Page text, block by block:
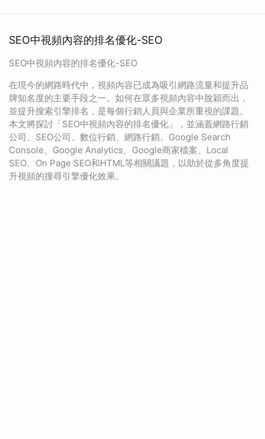
SEO中視頻內容的排名優化-SEO
SEO中視頻內容的排名優化-SEO
在現今的網路時代中，視頻內容已成為吸引網路流量和提升品
牌知名度的主要手段之一。如何在眾多視頻內容中脫穎而出，
並提升搜索引擎排名，是每個行銷人員與企業所重視的課題。
本文將探討「SEO中視頻內容的排名優化」，並涵蓋網路行銷
公司、SEO公司、數位行銷、網路行銷、Google Search
Console、Google Analytics、Google商家檔案、Local
SEO、On Page SEO和HTML等相關議題，以助於從多角度提
升視頻的搜尋引擎優化效果。